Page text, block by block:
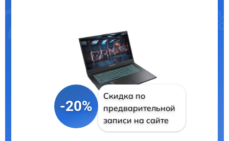
-20%
Скидка по
предварительной
записи на сайте